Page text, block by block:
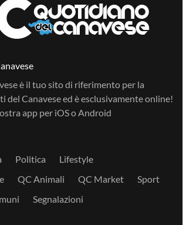
è il tuo sito di riferimento per la
del Canavese ed è esclusivamente online!
app per iOSoAndroid
Politica
Lifestyle
QC Animali QC Market
Sport
Segnalazioni